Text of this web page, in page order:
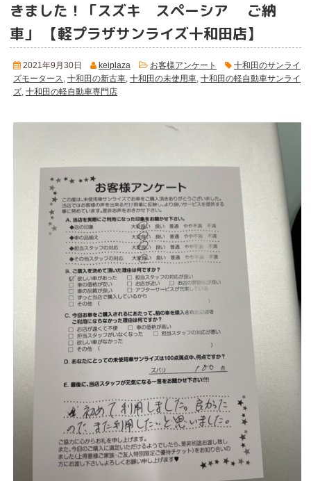
きました！「スズキ スペーシア ご納
車」 【軽プラザサンライズ十和田店】
2021年9月30日 keiplaza お客様アンケート
十和田のサンライ
ズモータース
十和田の新古車 十和田の未使用車 十和田の軽自動車サンライ
ズ 十和田の軽自動車専門店